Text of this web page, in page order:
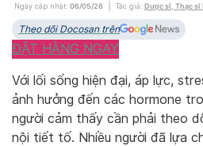
Ngày cập nhật: 06/05/26 Tác giả: Dược sĩ, Thạc sĩ
Theo dõi Docosan trên
ĐẶT HÀNG NGAY
Với lối sống hiện đại, áp lực,
ảnh hưởng đến các hormone
người cảm thấy cần phải theo
nội tiết tố. Nhiều người đã lựa